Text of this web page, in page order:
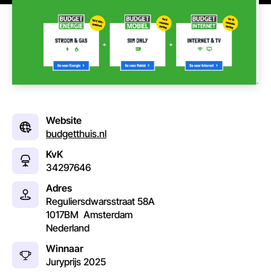
Website
budgetthuis.nl
KvK
34297646
Adres
Reguliersdwarsstraat 58A
1017BM Amsterdam
Nederland
Winnaar
Juryprijs 2025